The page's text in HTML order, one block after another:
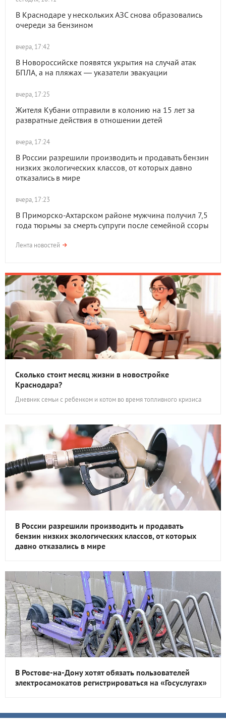
В Краснодаре у нескольких АЗС снова образовались
очереди за бензином
вчера, 17:42
В Новороссийске появятся укрытия на случай атак
БПЛА, а на пляжах — указатели эвакуации
вчера, 17:25
Жителя Кубани отправили в колонию на 15 лет за
развратные действия в отношении детей
вчера, 17:24
В России разрешили производить и продавать бензин
низких экологических классов, от которых давно
отказались в мире
вчера, 17:23
В Приморско-Ахтарском районе мужчина получил 7,5
года тюрьмы за смерть супруги после семейной ссоры
Лента новостей
Сколько стоит месяц жизни в новостройке
Краснодара?
Дневник семьи с ребенком и котом во время топливного кризиса
В России разрешили производить и продавать
бензин низких экологических классов, от которых
давно отказались в мире
В Ростове-на-Дону хотят обязать пользователей
электросамокатов регистрироваться на «Госуслугах»